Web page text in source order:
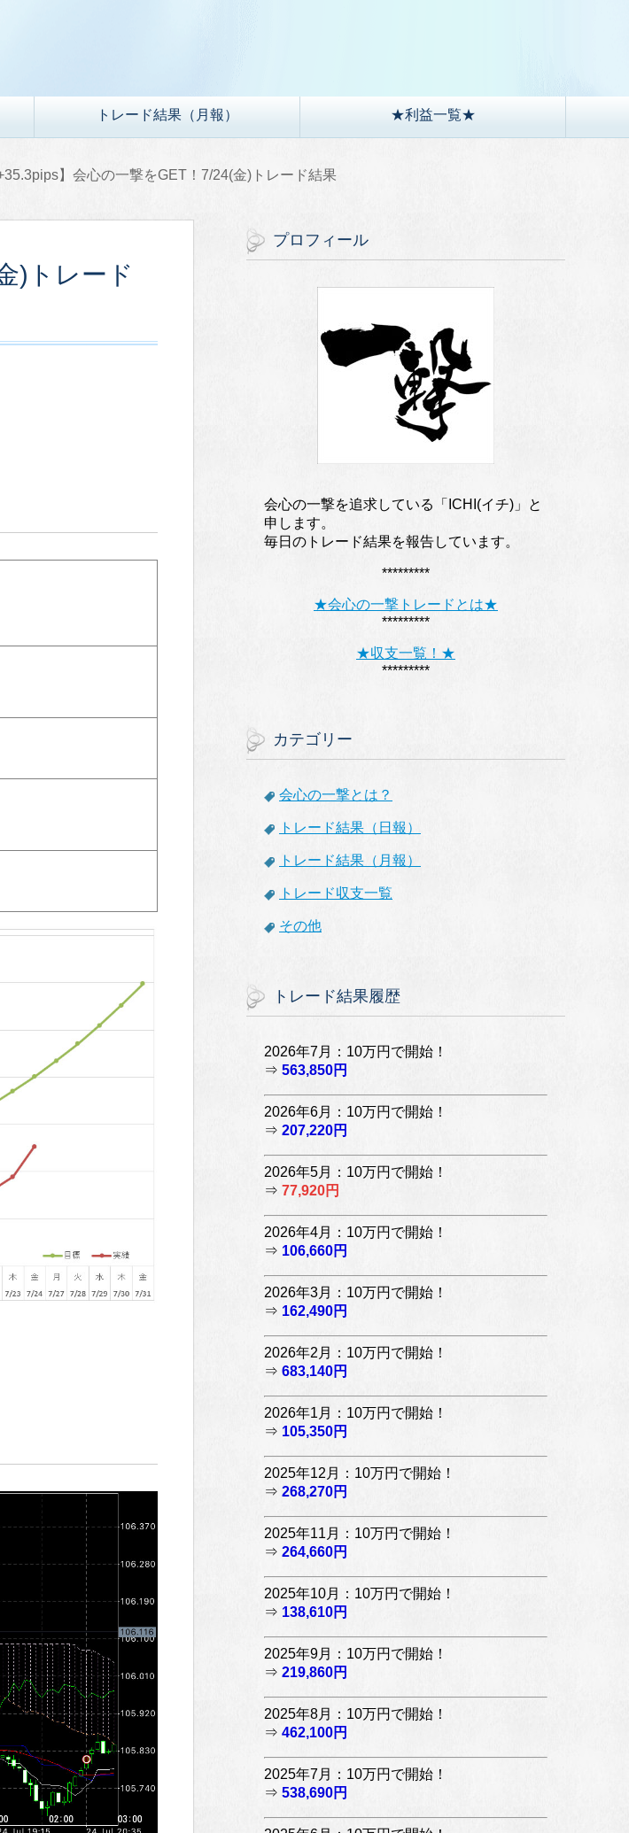
トレード結果（月報） ★利益一覧★
+35.3pips】会心の一撃をGET！7/24(金)トレード結果
)トレード
プロフィール
会心の一撃を追求している「ICHI(イチ)」と
申します。
毎日のトレード結果を報告しています。
*********
★会心の一撃トレードとは★
*********
★収支一覧！★
*********
カテゴリー
会心の一撃とは？
トレード結果（日報）
トレード結果（月報）
トレード収支一覧
その他
トレード結果履歴
2026年7月：10万円で開始！
⇒ 563,850円
2026年6月：10万円で開始！
⇒ 207,220円
2026年5月：10万円で開始！
⇒ 77,920円
2026年4月：10万円で開始！
⇒ 106,660円
2026年3月：10万円で開始！
⇒ 162,490円
2026年2月：10万円で開始！
⇒ 683,140円
2026年1月：10万円で開始！
⇒ 105,350円
2025年12月：10万円で開始！
⇒ 268,270円
2025年11月：10万円で開始！
⇒ 264,660円
2025年10月：10万円で開始！
⇒ 138,610円
2025年9月：10万円で開始！
⇒ 219,860円
2025年8月：10万円で開始！
⇒ 462,100円
2025年7月：10万円で開始！
⇒ 538,690円